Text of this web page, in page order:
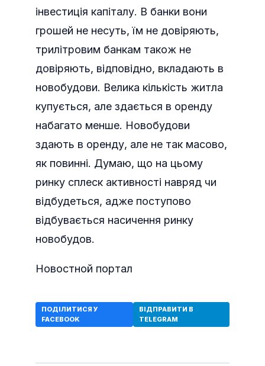
інвестиція капіталу. В банки вони
грошей не несуть, їм не довіряють,
трилітровим банкам також не
довіряють, відповідно, вкладають в
новобудови. Велика кількість житла
купується, але здається в оренду
набагато менше. Новобудови
здають в оренду, але не так масово,
як повинні. Думаю, що на цьому
ринку сплеск активності навряд чи
відбудеться, адже поступово
відбувається насичення ринку
новобудов.
Новостной портал
ПОДІЛИТИСЯ У
FACEBOOK
ВІДПРАВИТИ В
TELEGRAM